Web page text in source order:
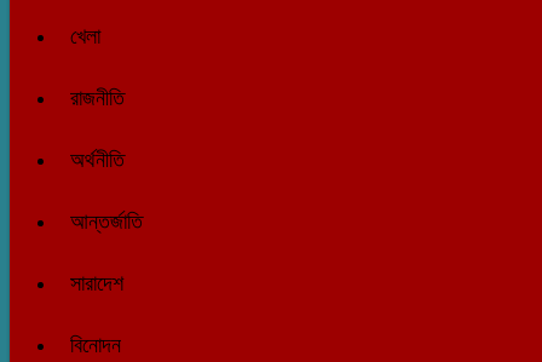
খেলা
রাজনীতি
অর্থনীতি
আন্তর্জাতি
সারাদেশ
বিনোদন